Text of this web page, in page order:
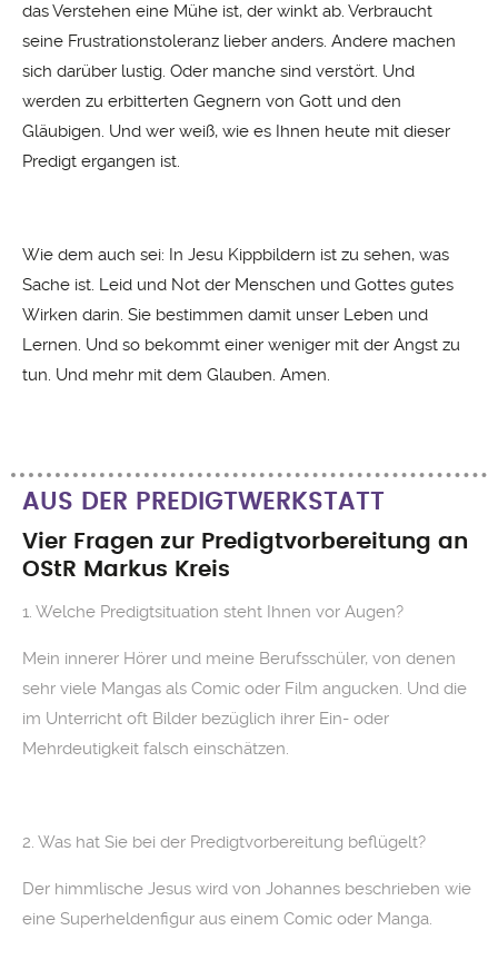
das Verstehen eine Mühe ist, der winkt ab. Verbraucht
seine Frustrationstoleranz lieber anders. Andere machen
sich darüber lustig. Oder manche sind verstört. Und
werden zu erbitterten Gegnern von Gott und den
Gläubigen. Und wer weiß, wie es Ihnen heute mit dieser
Predigt ergangen ist.
Wie dem auch sei: In Jesu Kippbildern ist zu sehen, was
Sache ist. Leid und Not der Menschen und Gottes gutes
Wirken darin. Sie bestimmen damit unser Leben und
Lernen. Und so bekommt einer weniger mit der Angst zu
tun. Und mehr mit dem Glauben. Amen.
AUS DER PREDIGTWERKSTATT
Vier Fragen zur Predigtvorbereitung an
OStR Markus Kreis
1. Welche Predigtsituation steht Ihnen vor Augen?
Mein innerer Hörer und meine Berufsschüler, von denen
sehr viele Mangas als Comic oder Film angucken. Und die
im Unterricht oft Bilder bezüglich ihrer Ein- oder
Mehrdeutigkeit falsch einschätzen.
2. Was hat Sie bei der Predigtvorbereitung beflügelt?
Der himmlische Jesus wird von Johannes beschrieben wie
eine Superheldenfigur aus einem Comic oder Manga.